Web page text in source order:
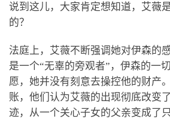
说到这儿，大家肯定想知道，艾薇
的？
法庭上，艾薇不断强调她对伊森的
是一个“无辜的旁观者”，伊森的一
愿，她并没有刻意去操控他的财产
账，他们认为艾薇的出现彻底改变
迹，从一个关心子女的父亲变成了